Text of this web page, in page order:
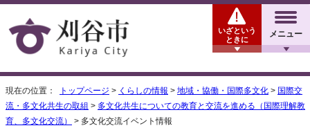
メニュー
いざという
ときに
現在の位置： トップページ > くらしの情報 > 地域・協働・国際多文化 > 国際交
流・多文化共生の取組 > 多文化共生についての教育と交流を進める（国際理解教
育、多文化交流）
> 多文化交流イベント情報